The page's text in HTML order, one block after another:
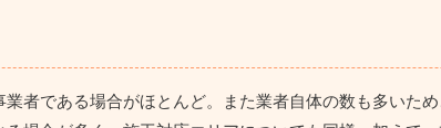
者である場合がほとんど。また業者自体の数も多いため